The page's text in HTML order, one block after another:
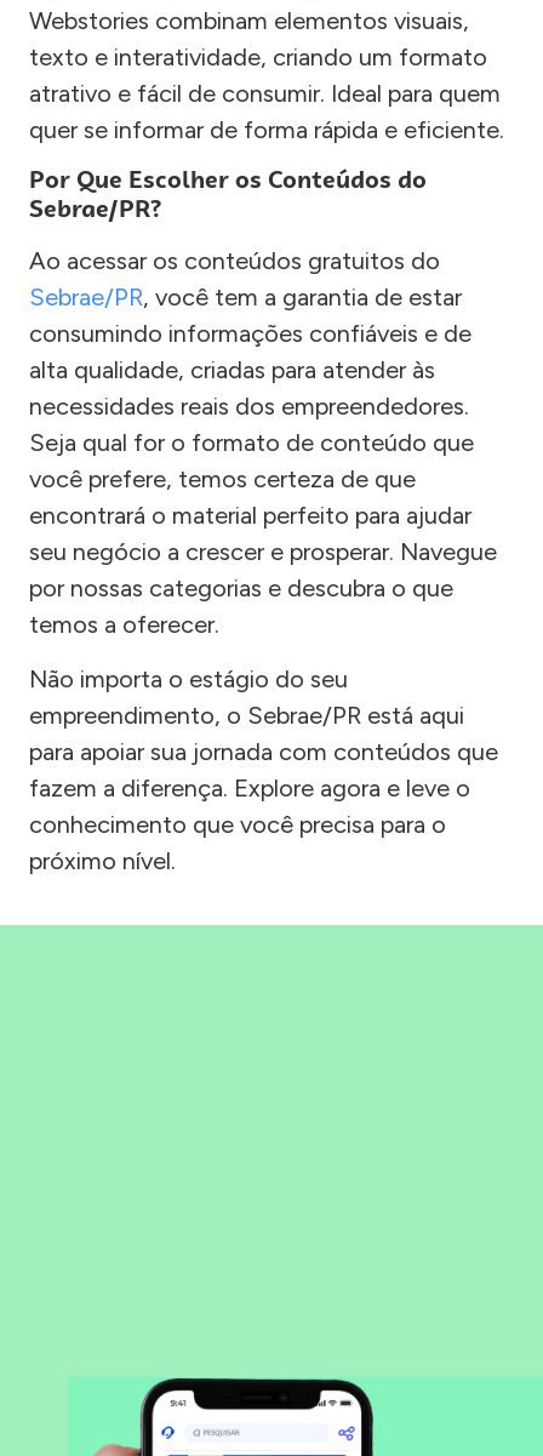
Webstories combinam elementos visuais,
texto e interatividade, criando um formato
atrativo e fácil de consumir. Ideal para quem
quer se informar de forma rápida e eficiente.
Por Que Escolher os Conteúdos do
Sebrae/PR?
Ao acessar os conteúdos gratuitos do
Sebrae/PR, você tem a garantia de estar
consumindo informações confiáveis e de
alta qualidade, criadas para atender às
necessidades reais dos empreendedores.
Seja qual for o formato de conteúdo que
você prefere, temos certeza de que
encontrará o material perfeito para ajudar
seu negócio a crescer e prosperar. Navegue
por nossas categorias e descubra o que
temos a oferecer.
Não importa o estágio do seu
empreendimento, o Sebrae/PR está aqui
para apoiar sua jornada com conteúdos que
fazem a diferença. Explore agora e leve o
conhecimento que você precisa para o
próximo nível.